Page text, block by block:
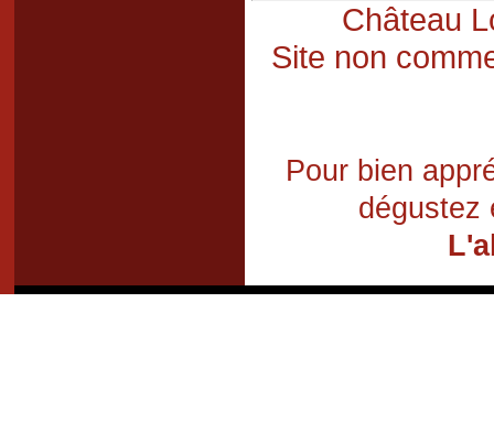
Château
Site non
Pour bien
dégustez